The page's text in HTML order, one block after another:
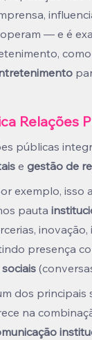
— e é
como
Relações
públicas
e gestão de
exemplo, isso
pauta
presença
dos
na